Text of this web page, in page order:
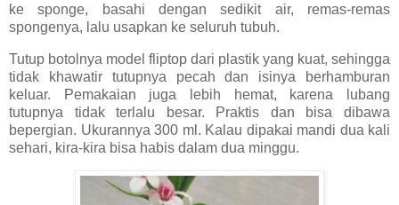
ke sponge, basahi dengan sedikit air, remas-remas
spongenya, lalu usapkan ke seluruh tubuh.
Tutup botolnya model fliptop dari plastik yang kuat, sehingga
tidak khawatir tutupnya pecah dan isinya berhamburan
keluar. Pemakaian juga lebih hemat, karena lubang
tutupnya tidak terlalu besar. Praktis dan bisa dibawa
bepergian. Ukurannya 300 ml. Kalau dipakai mandi dua kali
sehari, kira-kira bisa habis dalam dua minggu.